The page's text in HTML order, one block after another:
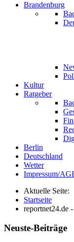
Brandenburg
Kultur
Ratgeber
Berlin
Deutschland
Wetter
Impressum/
Aktuelle Seite:
Startseite
reportnet24.de
Neuste-Beiträge